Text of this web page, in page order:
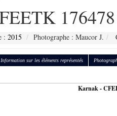
176478
: 2015 Photographe : Maucor J.
Information sur les éléments représentés